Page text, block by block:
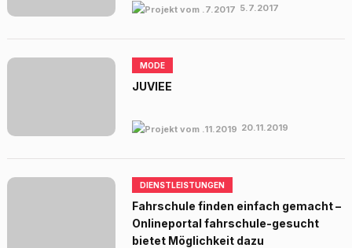
5.7.2017
MODE
JUVIEE
20.11.2019
DIENSTLEISTUNGEN
Fahrschule finden einfach gemacht –
Onlineportal fahrschule-gesucht
bietet Möglichkeit dazu